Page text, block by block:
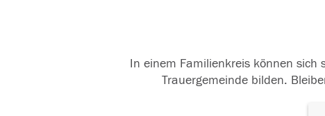
In einem Familienkreis können sich
Trauergemeinde bilden.